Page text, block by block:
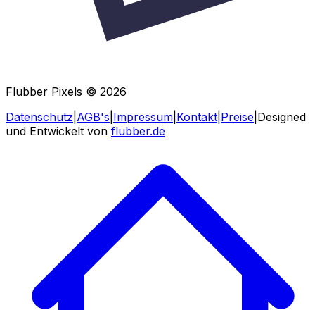
Flubber Pixels © 2026
Datenschutz AGB's Impressum Kontakt Preise Designed
und Entwickelt von flubber.de